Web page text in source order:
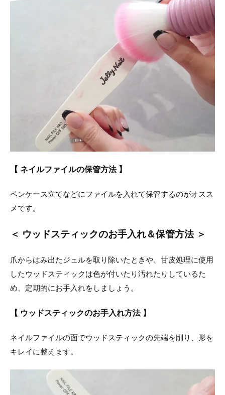
【 ネイルファイルの保管方法 】
ペンケース立てなどにファイルを入れて保管するのがオスス
メです。
＜ ウッドスティックのお手入れ＆保管方法 ＞
爪からはみ出たジェルを取り除いたときや、甘皮処理に使用
したウッドスティックは色が付いたり汚れたりしているた
め、定期的にお手入れをしましょう。
【 ウッドスティックのお手入れ方法 】
ネイルファイルの面でウッドスティックの先端を削り、形を
キレイに整えます。